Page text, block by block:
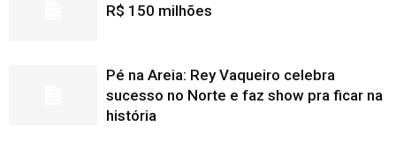
R$ 150 milhões
Pé na Areia: Rey Vaqueiro celebra
sucesso no Norte e faz show pra ficar na
história